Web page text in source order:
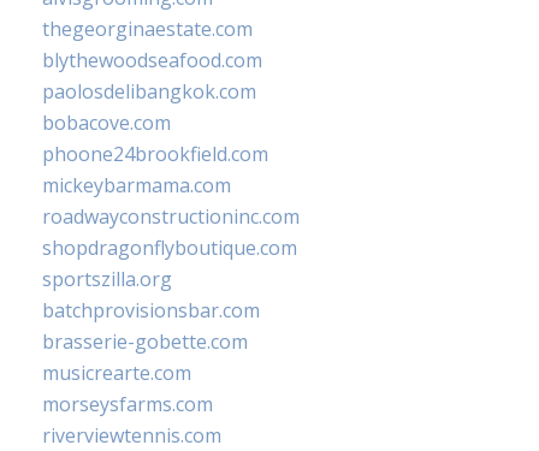
thegeorginaestate.com
blythewoodseafood.com
paolosdelibangkok.com
bobacove.com
phoone24brookfield.com
mickeybarmama.com
roadwayconstructioninc.com
shopdragonflyboutique.com
sportszilla.org
batchprovisionsbar.com
brasserie-gobette.com
musicrearte.com
morseysfarms.com
riverviewtennis.com